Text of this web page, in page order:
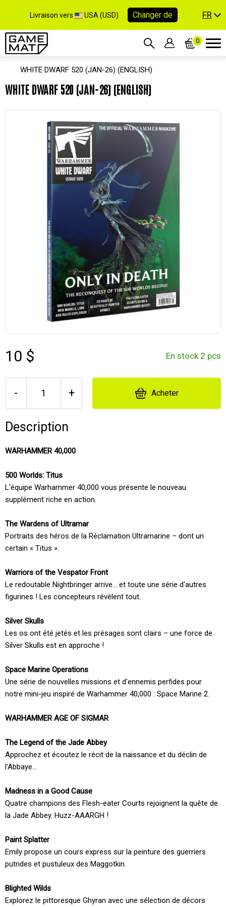
Livraison vers USA (USD) Changer de FR
0
WHITE DWARF 520 (JAN-26) (ENGLISH)
WHITE DWARF 520 (JAN-26) (ENGLISH)
10 $ En stock 2 pcs
- + Acheter
Description
WARHAMMER 40,000
500 Worlds: Titus
L'équipe Warhammer 40,000 vous présente le nouveau
supplément riche en action.
The Wardens of Ultramar
Portraits des héros de la Réclamation Ultramarine – dont un
certain « Titus ».
Warriors of the Vespator Front
Le redoutable Nightbringer arrive… et toute une série d'autres
figurines ! Les concepteurs révèlent tout.
Silver Skulls
Les os ont été jetés et les présages sont clairs – une force de
Silver Skulls est en approche !
Space Marine Operations
Une série de nouvelles missions et d'ennemis perfides pour
notre mini-jeu inspiré de Warhammer 40,000 : Space Marine 2.
WARHAMMER AGE OF SIGMAR
The Legend of the Jade Abbey
Approchez et écoutez le récit de la naissance et du déclin de
l'Abbaye…
Madness in a Good Cause
Quatre champions des Flesh-eater Courts rejoignent la quête de
la Jade Abbey. Huzz-AAARGH !
Paint Splatter
Emily propose un cours express sur la peinture des guerriers
putrides et pustuleux des Maggotkin.
Blighted Wilds
Explorez le pittoresque Ghyran avec une sélection de décors